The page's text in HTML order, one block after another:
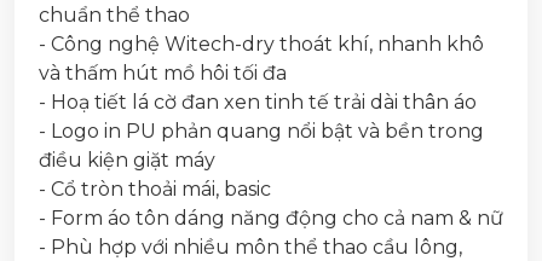
chuẩn thể thao
- Công nghệ Witech-dry thoát khí, nhanh khô
và thấm hút mồ hôi tối đa
- Hoạ tiết lá cờ đan xen tinh tế trải dài thân áo
- Logo in PU phản quang nổi bật và bền trong
điều kiện giặt máy
- Cổ tròn thoải mái, basic
- Form áo tôn dáng năng động cho cả nam & nữ
- Phù hợp với nhiều môn thể thao cầu lông,